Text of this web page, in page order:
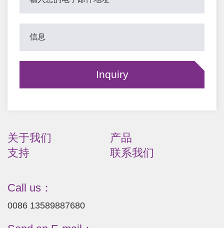
关于我们
产品
支持
联系我们
Call us：
0086 13589887680